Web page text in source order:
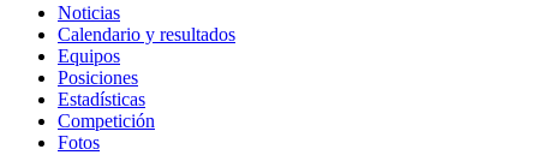
Noticias
Calendario y resultados
Equipos
Posiciones
Estadísticas
Competición
Fotos